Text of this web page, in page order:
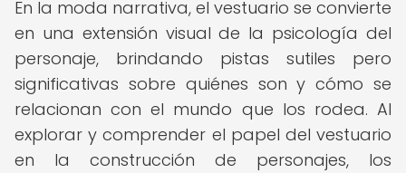
En la moda narrativa, el vestuario se convierte
en una extensión visual de la psicología del
personaje, brindando pistas sutiles pero
significativas sobre quiénes son y cómo se
relacionan con el mundo que los rodea. Al
explorar y comprender el papel del vestuario
en la construcción de personajes, los